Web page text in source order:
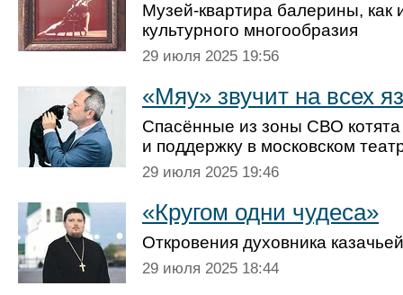
Музей-квартира балерины,
культурного многообразия
29 июля 2025 19:56
«Мяу» звучит на всех
Спасённые из зоны СВО
и поддержку в московском
29 июля 2025 19:46
«Кругом одни чудеса»
Откровения духовника
29 июля 2025 18:44